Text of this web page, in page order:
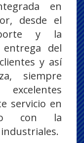
en
desde el
y la
del
y así
siempre
servicio en
con la